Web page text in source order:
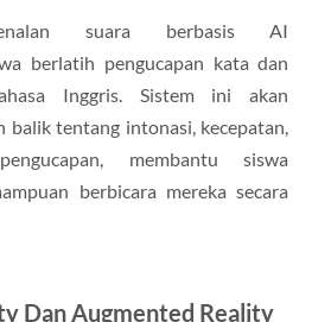
suara berbasis AI
berlatih pengucapan kata dan
Inggris. Sistem ini akan
balik tentang intonasi, kecepatan,
membantu siswa
berbicara mereka secara
Dan Augmented Reality